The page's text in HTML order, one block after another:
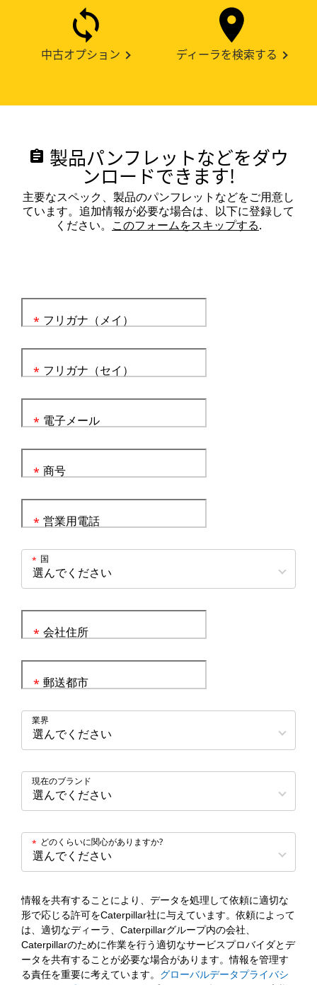
中古オプション ディーラを検索する
assignment 製品パンフレットなどをダウ
ンロードできます!
主要なスペック、製品のパンフレットなどをご用意し
ています。追加情報が必要な場合は、以下に登録して
ください。 このフォームをスキップする.
フリガナ（メイ）
*
フリガナ（セイ）
*
電子メール
*
商号
*
営業用電話
*
国
*
会社住所
*
郵送都市
*
業界
現在のブランド
どのくらいに関心がありますか?
*
情報を共有することにより、データを処理して依頼に適切な
形で応じる許可をCaterpillar社に与えています。依頼によって
は、適切なディーラ、Caterpillarグループ内の会社、
Caterpillarのために作業を行う適切なサービスプロバイダとデ
ータを共有することが必要な場合があります。情報を管理す
る責任を重要に考えています。 グローバルデータプライバシ